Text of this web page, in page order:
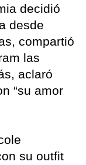
decidió
desde
compartió
las
aclaró
“su amor
su outfit